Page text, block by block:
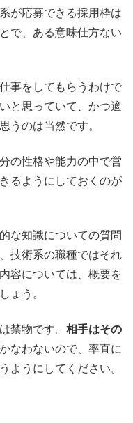
が応募できる採用枠は
で、ある意味仕方ない
事をしてもらうわけで
と思っていて、かつ適
うのは当然です。
の性格や能力の中で営
るようにしておくのが
な知識についての質問
技術系の職種ではそれ
容については、概要を
ょう。
禁物です。 相手はその
なわないので、率直に
ようにしてください。